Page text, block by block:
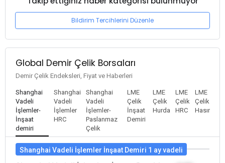
Bildirim Tercihlerini Düzenle
Global Demir Çelik Borsaları
Demir Çelik Endeksleri, Fiyat ve Haberleri
Shanghai
Vadeli
İşlemler-
İnşaat
demiri
Shanghai
Vadeli
İşlemler
HRC
Shanghai
Vadeli
İşlemler-
Paslanmaz
Çelik
LME
Çelik
İnşaat
Demiri
LME
Çelik
Hurda
LME
Çelik
HRC
LME
Çelik
Hasır
Shanghai Vadeli İşlemler İnşaat Demiri 1 ay vadeli